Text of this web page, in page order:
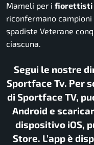
Mameli per i fiorettisti
riconfermano campioni
spadiste Veterane
ciascuna.
Segui le nostre
Sportface Tv. Per
di Sportface TV,
Android e
dispositivo iOS,
Store. L’app è